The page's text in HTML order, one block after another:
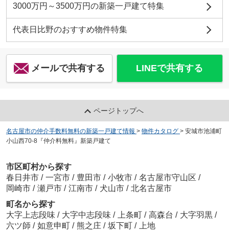
3000万円～3500万円の新築一戸建て特集
代表日比野のおすすめ物件特集
メールで共有する LINEで共有する
ページトップへ
名古屋市の仲介手数料無料の新築一戸建て情報 > 物件カタログ > 安城市池浦町
小山西70-8『仲介料無料』新築戸建て
市区町村から探す
春日井市 / 一宮市 / 豊田市 / 小牧市 / 名古屋市守山区 /
岡崎市 / 瀬戸市 / 江南市 / 犬山市 / 北名古屋市
町名から探す
大字上志段味 / 大字中志段味 / 上条町 / 高森台 / 大字羽黒 /
六ツ師 / 如意申町 / 熊之庄 / 坂下町 /
上地